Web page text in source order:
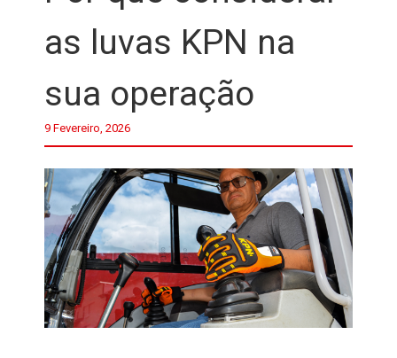
as luvas KPN na
sua operação
9 Fevereiro, 2026